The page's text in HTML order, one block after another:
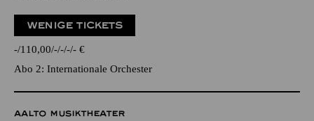
WENIGE TICKETS
- 110,00 - - - - €
Abo 2: Internationale Orchester
AALTO MUSIKTHEATER